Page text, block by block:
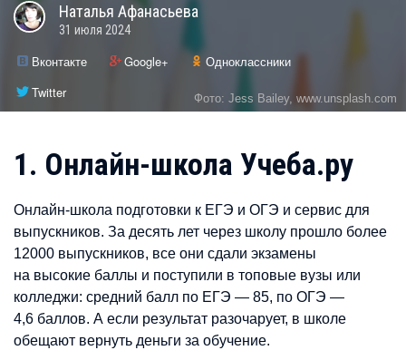
Наталья Афанасьева
31 июля 2024
Вконтакте Google+
Одноклассники
Twitter
Фото: Jess Bailey, www.unsplash.com
1. Онлайн-школа Учеба.ру
Онлайн-школа подготовки к ЕГЭ и ОГЭ и сервис для
выпускников. За десять лет через школу прошло более
12000 выпускников, все они сдали экзамены
на высокие баллы и поступили в топовые вузы или
колледжи: средний балл по ЕГЭ — 85, по ОГЭ —
4,6 баллов. А если результат разочарует, в школе
обещают вернуть деньги за обучение.